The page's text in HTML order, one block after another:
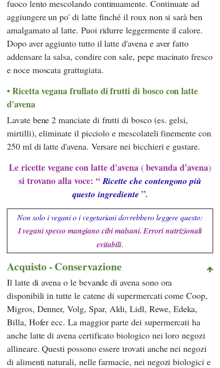
fuoco lento mescolando continuamente. Continuate ad
aggiungere un po' di latte finché il roux non si sarà ben
amalgamato al latte. Puoi ridurre leggermente il calore.
Dopo aver aggiunto tutto il latte d'avena e aver fatto
addensare la salsa, condire con sale, pepe macinato fresco
e noce moscata grattugiata.
Ricetta vegana frullato di frutti di bosco con latte
d'avena
Lavate bene 2 manciate di frutti di bosco (es. gelsi,
mirtilli), eliminate il picciolo e mescolateli finemente con
250 ml di latte d'avena. Versare nei bicchieri e gustare.
Le ricette vegane con latte d'avena(bevanda d'avena)
si trovano alla voce: “Ricette che contengono più
questo ingrediente ”.
Non solo i vegani o i vegetariani dovrebbero leggere questo:
I vegani spesso mangiano cibi malsani. Errori nutrizionali
evitabili.
Acquisto - Conservazione
Il latte di avena o le bevande di avena sono ora
disponibili in tutte le catene di supermercati comeCoop,
Migros, Denner,Volg, Spar, Aldi,Lidl, Rewe, Edeka,
Billa, Hofer ecc. La maggior parte dei supermercati ha
anche latte di avena certificato biologico nei loro negozi
allineare. Questi possono essere trovati anche nei negozi
di alimenti naturali, nelle farmacie, nei negozi biologici e